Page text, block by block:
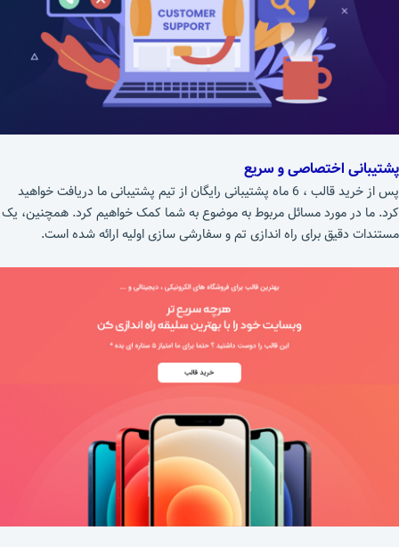
پشتیبانی اختصاصی و سریع
پس از خرید قالب ، 6 ماه پشتیبانی رایگان از تیم پشتیبانی ما دریافت خواهید
کرد. ما در مورد مسائل مربوط به موضوع به شما کمک خواهیم کرد. همچنین، یک
مستندات دقیق برای راه اندازی تم و سفارشی سازی اولیه ارائه شده است.